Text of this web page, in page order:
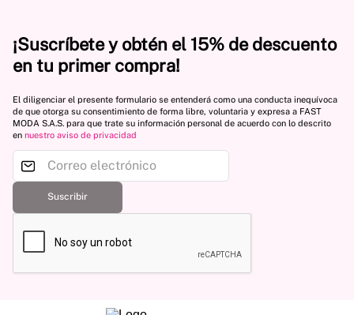
¡Suscríbete y obtén el 15% de descuento
en tu primer compra!
El diligenciar el presente formulario se entenderá como una conducta inequívoca
de que otorga su consentimiento de forma libre, voluntaria y expresa a FAST
MODA S.A.S. para que trate su información personal de acuerdo con lo descrito
en nuestro aviso de privacidad
Suscribir